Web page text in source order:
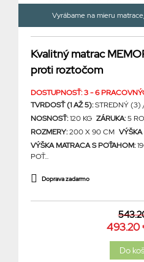
Vyrábame na mieru
Kvalitný matrac
proti roztočom
DOSTUPNOSŤ: 3 - 6
TVRDOSŤ (1 AŽ 5):STREDNÝ (3)
NOSNOSŤ:120 KG ZÁRUKA:5
ROZMERY:200 X 90 CM
VÝŠKA MATRACA S POŤAHOM:
POŤ...
Doprava zadarmo
493.20